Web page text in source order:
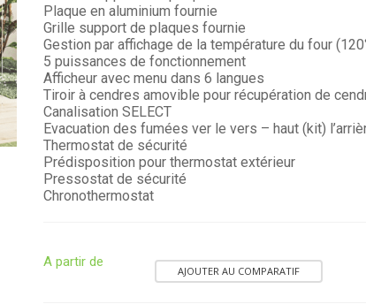
Plaque en aluminium fournie
Grille support de plaques fournie
Gestion par affichage de la température du four
5 puissances de fonctionnement
Afficheur avec menu dans 6 langues
Tiroir à cendres amovible pour récupération de
Canalisation SELECT
Evacuation des fumées ver le vers – haut (kit)
Thermostat de sécurité
Prédisposition pour thermostat extérieur
Pressostat de sécurité
Chronothermostat
A partir de
AJOUTER AU COMPARATIF